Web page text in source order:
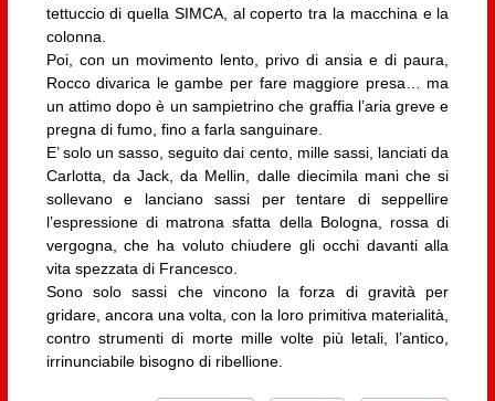
tettuccio di quella SIMCA, al coperto tra la macchina e la
colonna.
Poi, con un movimento lento, privo di ansia e di paura,
Rocco divarica le gambe per fare maggiore presa… ma
un attimo dopo è un sampietrino che graffia l’aria greve e
pregna di fumo, fino a farla sanguinare.
E’ solo un sasso, seguito dai cento, mille sassi, lanciati da
Carlotta, da Jack, da Mellin, dalle diecimila mani che si
sollevano e lanciano sassi per tentare di seppellire
l’espressione di matrona sfatta della Bologna, rossa di
vergogna, che ha voluto chiudere gli occhi davanti alla
vita spezzata di Francesco.
Sono solo sassi che vincono la forza di gravità per
gridare, ancora una volta, con la loro primitiva materialità,
contro strumenti di morte mille volte più letali, l’antico,
irrinunciabile bisogno di ribellione.